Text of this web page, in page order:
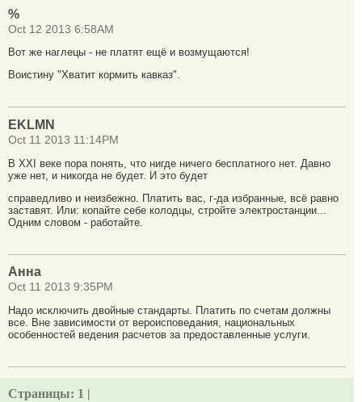
%
Oct 12 2013 6:58AM
Вот же наглецы - не платят ещё и возмущаются!
Воистину "Хватит кормить кавказ".
EKLMN
Oct 11 2013 11:14PM
В ХХI веке пора понять, что нигде ничего бесплатного нет. Давно
уже нет, и никогда не будет. И это будет
справедливо и неизбежно. Платить вас, г-да избранные, всё равно
заставят. Или: копайте себе колодцы, стройте электростанции...
Одним словом - работайте.
Анна
Oct 11 2013 9:35PM
Надо исключить двойные стандарты. Платить по счетам должны
все. Вне зависимости от вероисповедания, национальных
особенностей ведения расчетов за предоставленные услуги.
Страницы: 1 |